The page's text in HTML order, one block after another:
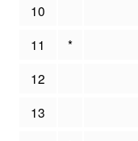
10
11
*
12
13